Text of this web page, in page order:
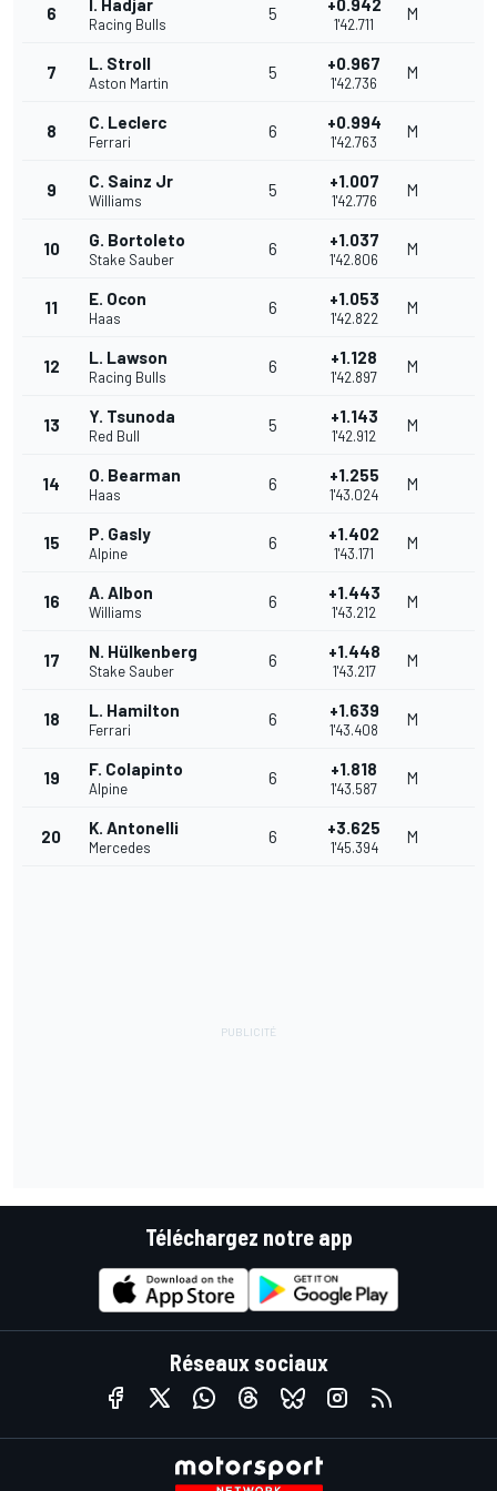
6 I. Hadjar
Racing Bulls
5 +0.942
1'42.711
M
7 L. Stroll
Aston Martin
5 +0.967
1'42.736
M
8 C. Leclerc
Ferrari
6 +0.994
1'42.763
M
9 C. Sainz Jr
Williams
5 +1.007
1'42.776
M
10 G. Bortoleto
Stake Sauber
6 +1.037
1'42.806
M
11 E. Ocon
Haas
6 +1.053
1'42.822
M
12 L. Lawson
Racing Bulls
6 +1.128
1'42.897
M
13 Y. Tsunoda
Red Bull
5 +1.143
1'42.912
M
14 O. Bearman
Haas
6 +1.255
1'43.024
M
15 P. Gasly
Alpine
6 +1.402
1'43.171
M
16 A. Albon
Williams
6 +1.443
1'43.212
M
17 N. Hülkenberg
Stake Sauber
6 +1.448
1'43.217
M
18 L. Hamilton
Ferrari
6 +1.639
1'43.408
M
19 F. Colapinto
Alpine
6 +1.818
1'43.587
M
20 K. Antonelli
Mercedes
6 +3.625
1'45.394
M
Téléchargez notre app
Réseaux sociaux